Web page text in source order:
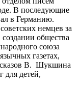
В последующие
в Германию.
немцев за
общества
союза
газетах,
В. Шукшина
для детей,